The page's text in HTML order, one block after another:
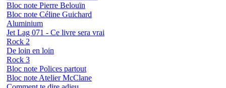
Bloc note Pierre Belouïn
Bloc note Céline Guichard
Aluminium
Jet Lag 071 - Ce livre sera vrai
Rock 2
De loin en loin
Rock 3
Bloc note Polices partout
Bloc note Atelier McClane